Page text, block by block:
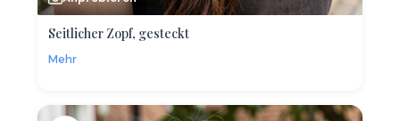
Seitlicher Zopf, gesteckt
Mehr